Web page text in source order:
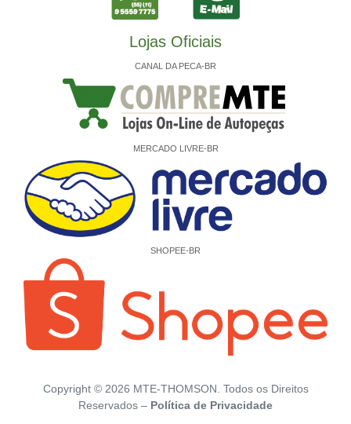
Lojas Oficiais
CANAL DA PECA-BR
MERCADO LIVRE-BR
SHOPEE-BR
Copyright © 2026 MTE-THOMSON. Todos os Direitos
Reservados – Política de Privacidade